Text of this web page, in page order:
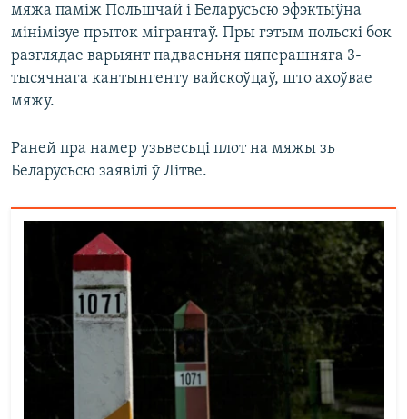
мяжа паміж Польшчай і Беларусьсю эфэктыўна
мінімізуе прыток мігрантаў. Пры гэтым польскі бок
разглядае варыянт падваеньня цяперашняга 3-
тысячнага кантынгенту вайскоўцаў, што ахоўвае
мяжу.
Раней пра намер узьвесьці плот на мяжы зь
Беларусьсю заявілі ў Літве.